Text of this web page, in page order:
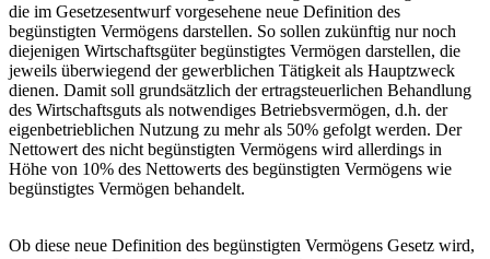
die im Gesetzesentwurf vorgesehene neue Definition des
begünstigten Vermögens darstellen. So sollen zukünftig nur noch
diejenigen Wirtschaftsgüter begünstigtes Vermögen darstellen, die
jeweils überwiegend der gewerblichen Tätigkeit als Hauptzweck
dienen. Damit soll grundsätzlich der ertragsteuerlichen Behandlung
des Wirtschaftsguts als notwendiges Betriebsvermögen, d.h. der
eigenbetrieblichen Nutzung zu mehr als 50% gefolgt werden. Der
Nettowert des nicht begünstigten Vermögens wird allerdings in
Höhe von 10% des Nettowerts des begünstigten Vermögens wie
begünstigtes Vermögen behandelt.
Ob diese neue Definition des begünstigten Vermögens Gesetz wird,